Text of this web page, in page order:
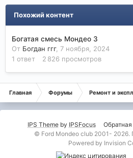
Похожий контент
Богатая смесь Мондео 3
От Богдан ггг, 7 ноября, 2024
1 ответ 2 826 просмотров
Главная Форумы Ремонт и
IPS Themeby IPSFocus Обратная
© Ford Mondeo club 2001-
Powered by Invision